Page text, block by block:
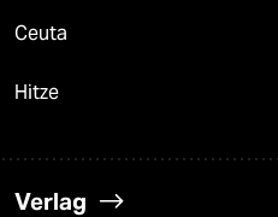
Ceuta
Hitze
Verlag